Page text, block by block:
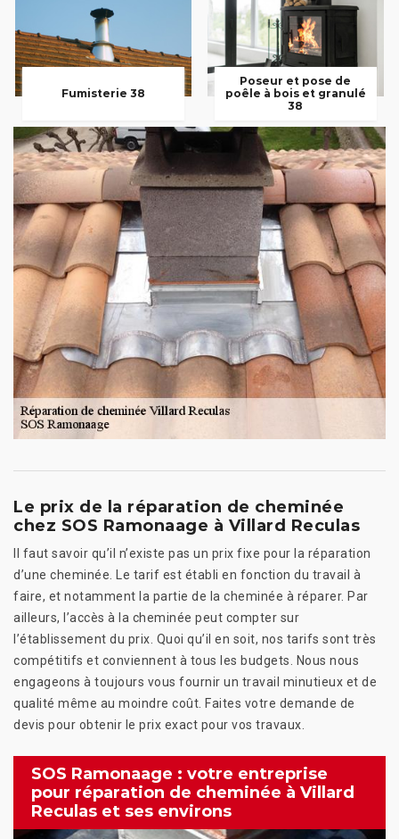
Fumisterie 38
Poseur et pose de
poêle à bois et granulé
38
Le prix de la réparation de cheminée
chez SOS Ramonaage à Villard Reculas
Il faut savoir qu’il n’existe pas un prix fixe pour la réparation
d’une cheminée. Le tarif est établi en fonction du travail à
faire, et notamment la partie de la cheminée à réparer. Par
ailleurs, l’accès à la cheminée peut compter sur
l’établissement du prix. Quoi qu’il en soit, nos tarifs sont très
compétitifs et conviennent à tous les budgets. Nous nous
engageons à toujours vous fournir un travail minutieux et de
qualité même au moindre coût. Faites votre demande de
devis pour obtenir le prix exact pour vos travaux.
SOS Ramonaage : votre entreprise
pour réparation de cheminée à Villard
Reculas et ses environs